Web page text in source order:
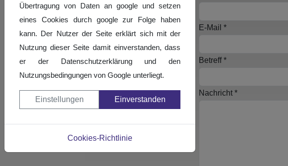
E-Mail *
Betreff*
Nachricht *
Übertragung von Daten an google und setzen
eines Cookies durch google zur Folge haben
kann. Der Nutzer der Seite erklärt sich mit der
Nutzung dieser Seite damit einverstanden, dass
er der Datenschutzerklärung und den
Nutzungsbedingungen von Google unterliegt.
Einstellungen Einverstanden
Cookies-Richtlinie